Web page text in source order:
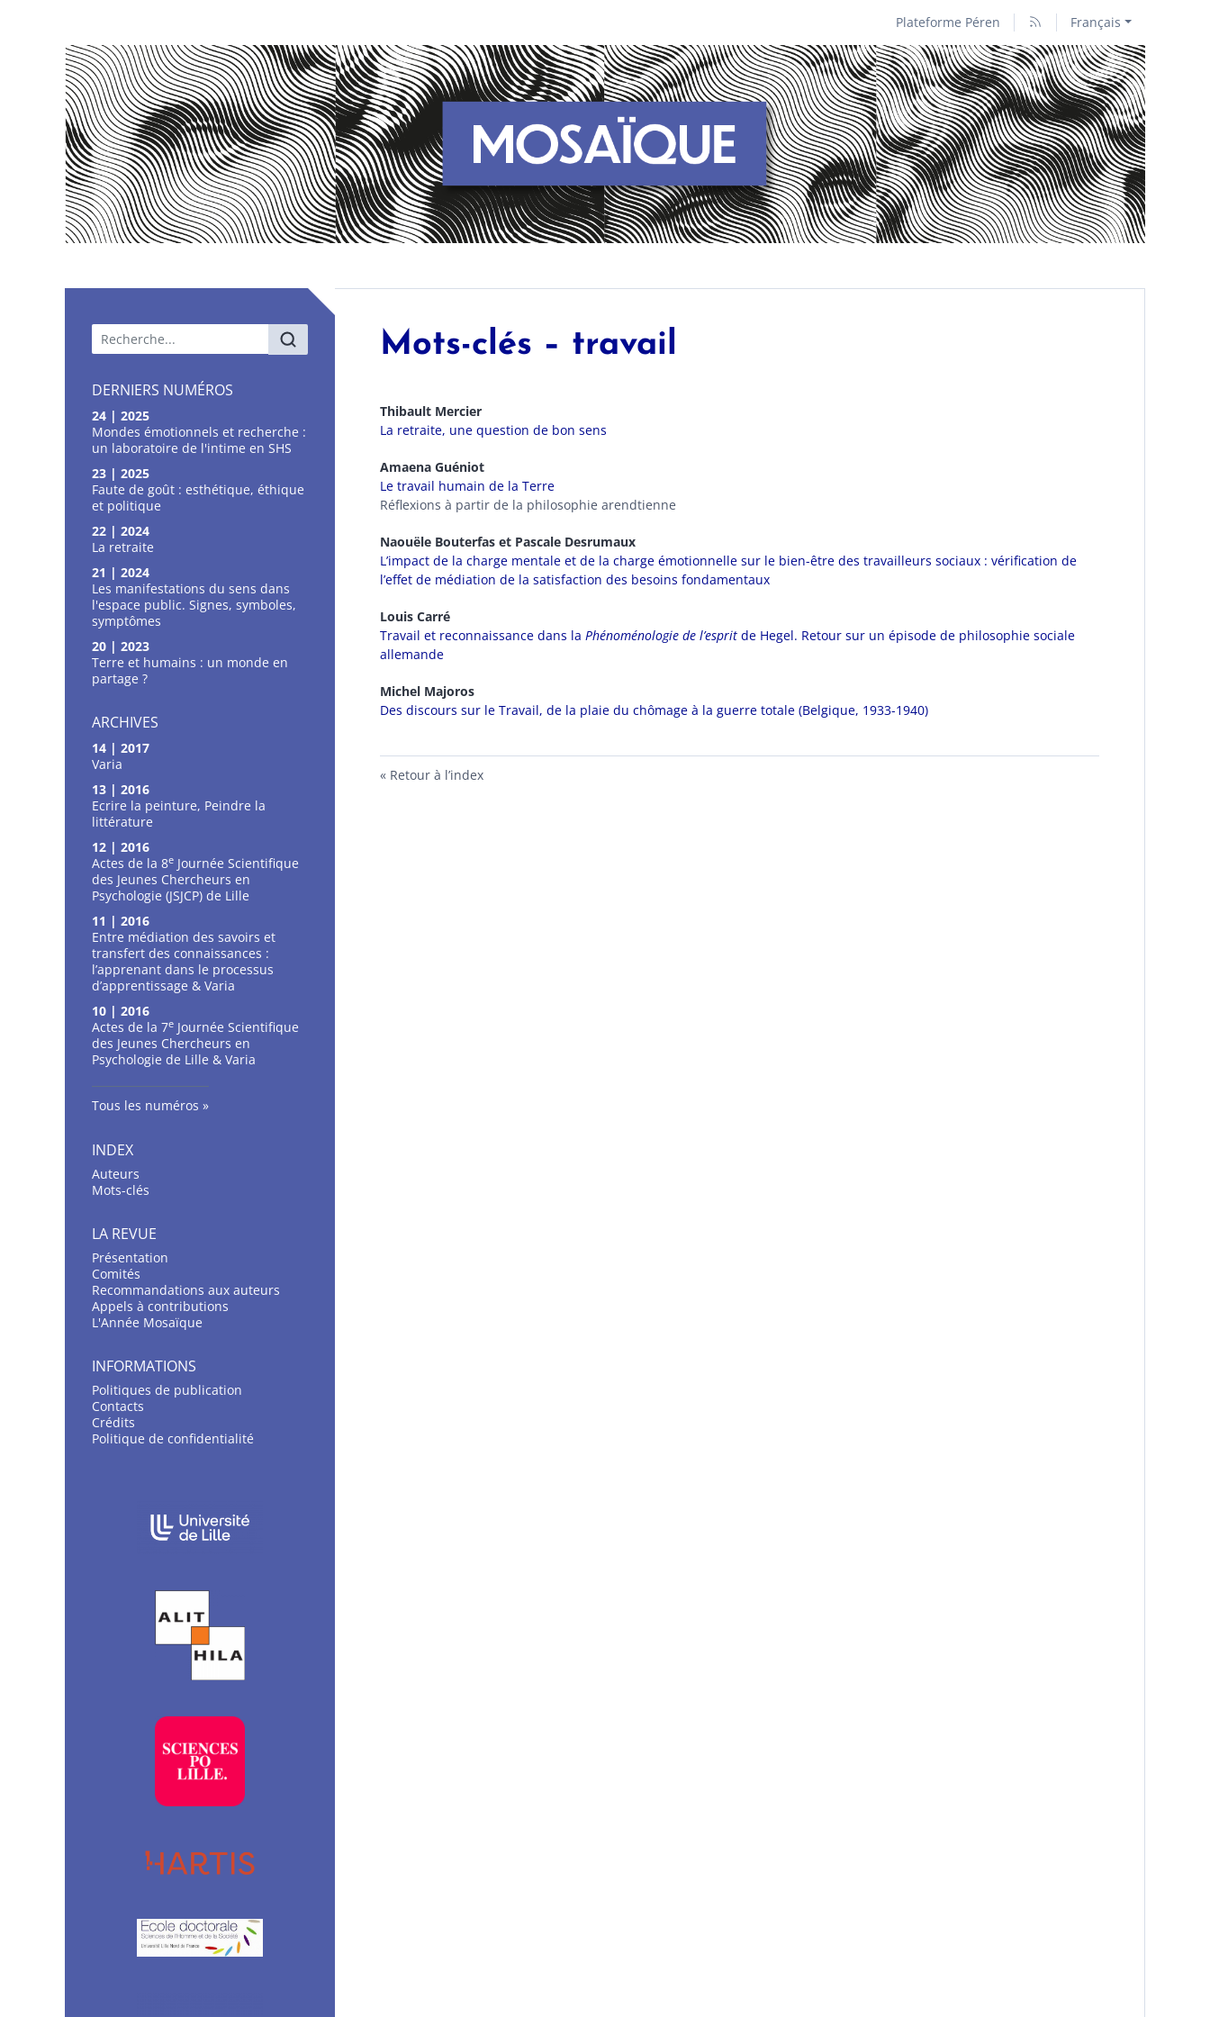
Plateforme Péren Français
Menu principal
DERNIERS NUMÉROS
24 | 2025
Mondes émotionnels et recherche :
un laboratoire de l'intime en SHS
23 | 2025
Faute de goût : esthétique, éthique
et politique
22 | 2024
La retraite
21 | 2024
Les manifestations du sens dans
l'espace public. Signes, symboles,
symptômes
20 | 2023
Terre et humains : un monde en
partage ?
ARCHIVES
14 | 2017
Varia
13 | 2016
Ecrire la peinture, Peindre la
littérature
12 | 2016
Actes de la 8e Journée Scientifique
des Jeunes Chercheurs en
Psychologie (JSJCP) de Lille
11 | 2016
Entre médiation des savoirs et
transfert des connaissances :
l’apprenant dans le processus
d’apprentissage & Varia
10 | 2016
Actes de la 7e Journée Scientifique
des Jeunes Chercheurs en
Psychologie de Lille & Varia
Tous les numéros
INDEX
Auteurs
Mots-clés
LA REVUE
Présentation
Comités
Recommandations aux auteurs
Appels à contributions
L'Année Mosaïque
INFORMATIONS
Politiques de publication
Contacts
Crédits
Politique de confidentialité
Mots-clés – travail
Thibault Mercier
La retraite, une question de bon sens
Amaena Guéniot
Le travail humain de la Terre
Réflexions à partir de la philosophie arendtienne
Naouële Bouterfas et Pascale Desrumaux
L’impact de la charge mentale et de la charge émotionnelle sur le bien-être des travailleurs sociaux : vérification de
l’effet de médiation de la satisfaction des besoins fondamentaux
Louis Carré
Travail et reconnaissance dans la Phénoménologie de l’esprit de Hegel. Retour sur un épisode de philosophie sociale
allemande
Michel Majoros
Des discours sur le Travail, de la plaie du chômage à la guerre totale (Belgique, 1933-1940)
Retour à l’index